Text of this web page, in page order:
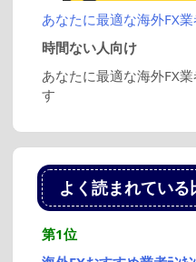
あなたに最適な海外FX
時間ない人向け
あなたに最適な海外FX
す
よく読まれている
第1位